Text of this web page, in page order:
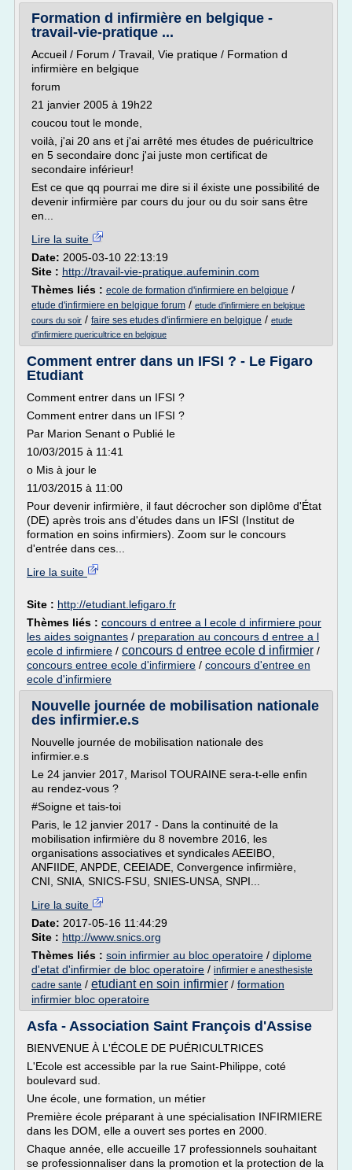
Formation d infirmière en belgique -
travail-vie-pratique ...
Accueil / Forum / Travail, Vie pratique / Formation d
infirmière en belgique
forum
21 janvier 2005 à 19h22
coucou tout le monde,
voilà, j'ai 20 ans et j'ai arrêté mes études de puéricultrice
en 5 secondaire donc j'ai juste mon certificat de
secondaire inférieur!
Est ce que qq pourrai me dire si il éxiste une possibilité de
devenir infirmière par cours du jour ou du soir sans être
en...
Lire la suite
Date: 2005-03-10 22:13:19
Site : http://travail-vie-pratique.aufeminin.com
Thèmes liés : ecole de formation d'infirmiere en belgique /
etude d'infirmiere en belgique forum / etude d'infirmiere en belgique
cours du soir / faire ses etudes d'infirmiere en belgique / etude
d'infirmiere puericultrice en belgique
Comment entrer dans un IFSI ? - Le Figaro
Etudiant
Comment entrer dans un IFSI ?
Comment entrer dans un IFSI ?
Par Marion Senant o Publié le
10/03/2015 à 11:41
o Mis à jour le
11/03/2015 à 11:00
Pour devenir infirmière, il faut décrocher son diplôme d'État
(DE) après trois ans d'études dans un IFSI (Institut de
formation en soins infirmiers). Zoom sur le concours
d'entrée dans ces...
Lire la suite
Site : http://etudiant.lefigaro.fr
Thèmes liés : concours d entree a l ecole d infirmiere pour
les aides soignantes / preparation au concours d entree a l
ecole d infirmiere / concours d entree ecole d infirmier /
concours entree ecole d'infirmiere / concours d'entree en
ecole d'infirmiere
Nouvelle journée de mobilisation nationale
des infirmier.e.s
Nouvelle journée de mobilisation nationale des
infirmier.e.s
Le 24 janvier 2017, Marisol TOURAINE sera-t-elle enfin
au rendez-vous ?
#Soigne et tais-toi
Paris, le 12 janvier 2017 - Dans la continuité de la
mobilisation infirmière du 8 novembre 2016, les
organisations associatives et syndicales AEEIBO,
ANFIIDE, ANPDE, CEEIADE, Convergence infirmière,
CNI, SNIA, SNICS-FSU, SNIES-UNSA, SNPI...
Lire la suite
Date: 2017-05-16 11:44:29
Site : http://www.snics.org
Thèmes liés : soin infirmier au bloc operatoire / diplome
d'etat d'infirmier de bloc operatoire / infirmier e anesthesiste
cadre sante / etudiant en soin infirmier / formation
infirmier bloc operatoire
Asfa - Association Saint François d'Assise
BIENVENUE À L'ÉCOLE DE PUÉRICULTRICES
L'Ecole est accessible par la rue Saint-Philippe, coté
boulevard sud.
Une école, une formation, un métier
Première école préparant à une spécialisation INFIRMIERE
dans les DOM, elle a ouvert ses portes en 2000.
Chaque année, elle accueille 17 professionnels souhaitant
se professionnaliser dans la promotion et la protection de la